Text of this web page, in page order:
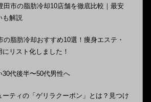
田市の脂肪冷却10店舗を徹底比較｜最安
も解説
の脂肪冷却おすすめ10選！痩身エステ・
リスト化しました！
代後半〜50代男性へ
ティの「ゲリラクーポン」とは？見つけ